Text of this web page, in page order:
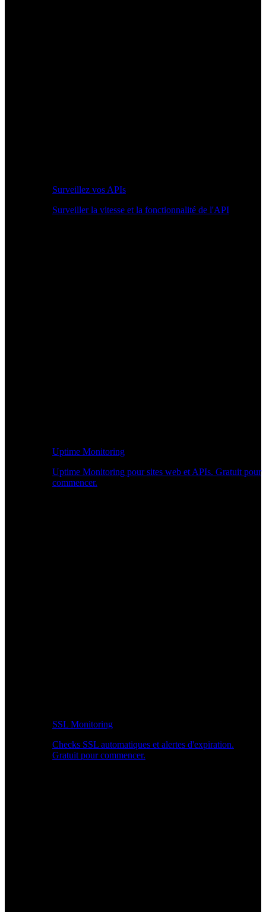
Surveillez vos APIs
Surveiller la vitesse et la fonctionnalité de l'API
Uptime Monitoring
Uptime Monitoring pour sites web et APIs. Gratuit pour
commencer.
SSL Monitoring
Checks SSL automatiques et alertes d'expiration.
Gratuit pour commencer.